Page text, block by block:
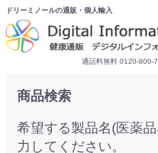
ドリーミノールの通販・個人輸入
通話料無料 0120-800-
商品検索
希望する製品名(医薬
力してください。